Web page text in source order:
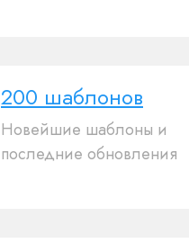
200 шаблонов
Новейшие шаблоны и
последние обновления